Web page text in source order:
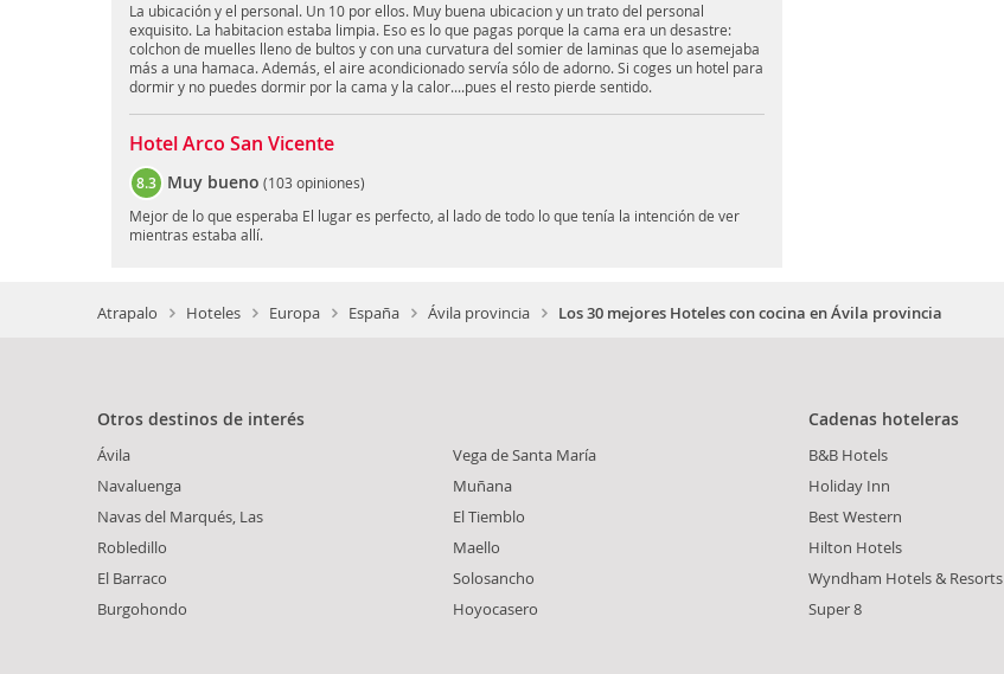
La ubicación y el personal. Un 10 por ellos. Muy buena ubicacion y un trato del personal
exquisito. La habitacion estaba limpia. Eso es lo que pagas porque la cama era un desastre:
colchon de muelles lleno de bultos y con una curvatura del somier de laminas que lo asemejaba
más a una hamaca. Además, el aire acondicionado servía sólo de adorno. Si coges un hotel para
dormir y no puedes dormir por la cama y la calor....pues el resto pierde sentido.
Hotel Arco San Vicente
8.3 Muy bueno (103 opiniones)
Mejor de lo que esperaba El lugar es perfecto, al lado de todo lo que tenía la intención de ver
mientras estaba allí.
Atrapalo Hoteles Europa España Ávila provincia Los 30 mejores Hoteles con cocina en Ávila provincia
Otros destinos de interés
Ávila
Navaluenga
Navas del Marqués, Las
Robledillo
El Barraco
Burgohondo
Vega de Santa María
Muñana
El Tiemblo
Maello
Solosancho
Hoyocasero
Cadenas hoteleras
B&B Hotels
Holiday Inn
Best Western
Hilton Hotels
Wyndham Hotels & Resorts
Super 8